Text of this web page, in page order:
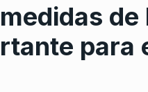
de
para